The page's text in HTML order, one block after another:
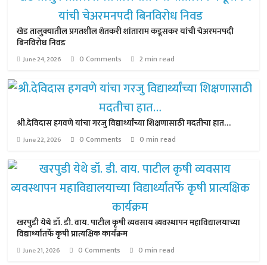
खेड तालुक्यातील प्रगतशील शेतकरी शांताराम कडूसकर यांची चेअरमनपदी
बिनविरोध निवड
June 24, 2026 0 Comments 2 min read
श्री.देविदास हगवणे यांचा गरजु विद्यार्थ्यांच्या शिक्षणासाठी मदतीचा हात…
June 22, 2026 0 Comments 0 min read
खरपुडी येथे डॉ. डी. वाय. पाटील कृषी व्यवसाय व्यवस्थापन महाविद्यालयाच्या
विद्यार्थ्यांतर्फे कृषी प्रात्यक्षिक कार्यक्रम
June 21, 2026 0 Comments 0 min read